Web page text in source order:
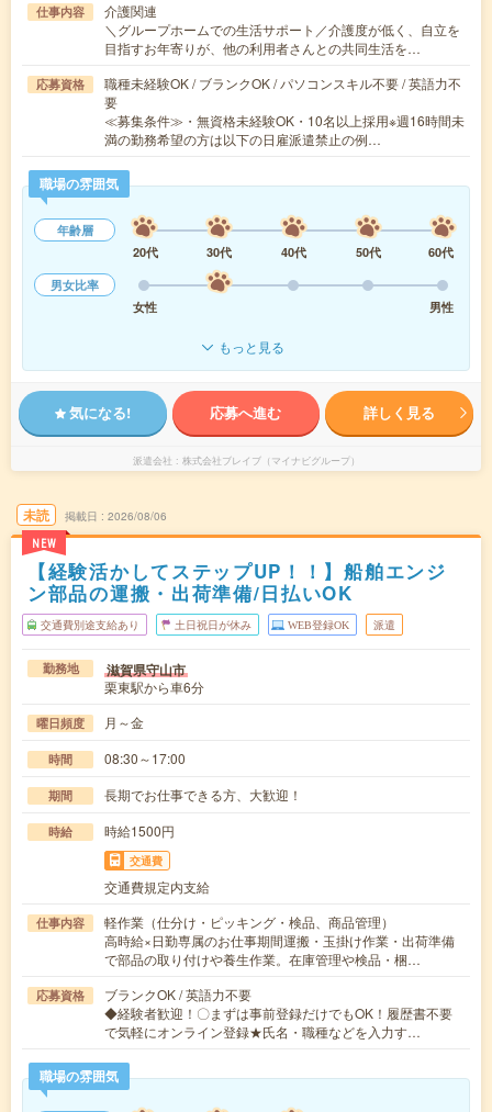
仕事内容
介護関連
＼グループホームでの生活サポート／介護度が低く、自立を
目指すお年寄りが、他の利用者さんとの共同生活を…
応募資格
職種未経験OK / ブランクOK / パソコンスキル不要 / 英語力不
要
≪募集条件≫・無資格未経験OK・10名以上採用※週16時間未
満の勤務希望の方は以下の日雇派遣禁止の例…
職場の雰囲気
年齢層
20代
30代 40代 50代
60代
男女比率
女性
男性
もっと見る
気になる! 応募へ進む 詳しく見る
派遣会社 株式会社ブレイブ（マイナビグループ）
未読
NEW
掲載日 2026/08/06
【経験活かしてステップUP！！】船舶エンジ
ン部品の運搬・出荷準備/日払いOK
交通費別途支給あり 土日祝日が休み WEB登録OK 派遣
勤務地 滋賀県守山市
栗東駅から車6分
曜日頻度 月～金
時間 08:30～17:00
期間 長期でお仕事できる方、大歓迎！
時給 時給1500円
交通費
交通費規定内支給
仕事内容
軽作業（仕分け・ピッキング・検品、商品管理）
高時給×日勤専属のお仕事期間運搬・玉掛け作業・出荷準備
で部品の取り付けや養生作業。在庫管理や検品・梱…
応募資格
ブランクOK / 英語力不要
◆経験者歓迎！〇まずは事前登録だけでもOK！履歴書不要
で気軽にオンライン登録★氏名・職種などを入力す…
職場の雰囲気